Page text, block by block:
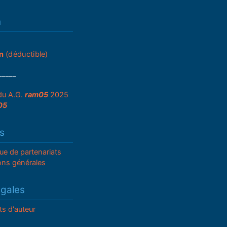
(déductible)
A.G. ram052025
de partenariats
générales
d'auteur